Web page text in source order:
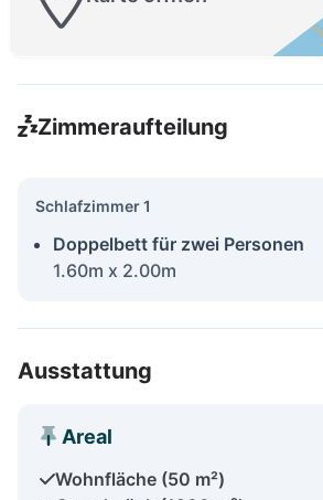
Zimmeraufteilung
Schlafzimmer 1
Doppelbett für zwei Personen
1.60m x 2.00m
Ausstattung
Areal
Wohnfläche (50 m²)